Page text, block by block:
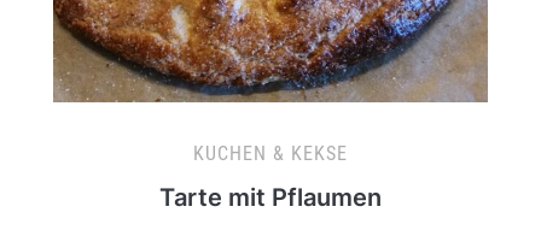
KUCHEN & KEKSE
Tarte mit Pflaumen